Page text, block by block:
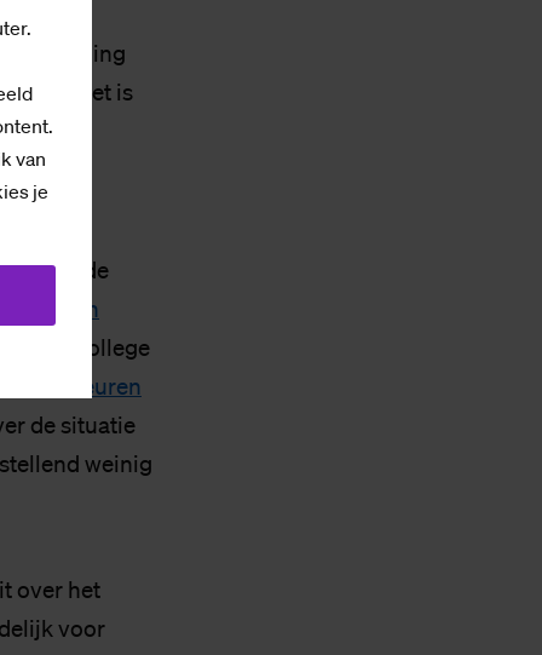
van
je
de
afweging
Het is
ook in de
miljoenen
Het college
deuren
de situatie
weinig
over het
voor